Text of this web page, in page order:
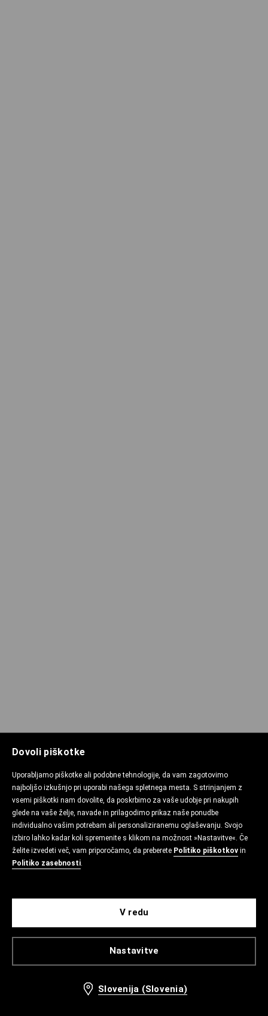
Dovoli piškotke
Uporabljamo piškotke ali podobne tehnologije, da vam zagotovimo
najboljšo izkušnjo pri uporabi našega spletnega mesta. S strinjanjem z
vsemi piškotki nam dovolite, da poskrbimo za vaše udobje pri nakupih
glede na vaše želje, navade in prilagodimo prikaz naše ponudbe
individualno vašim potrebam ali personaliziranemu oglaševanju. Svojo
izbiro lahko kadar koli spremenite s klikom na možnost »Nastavitve«. Če
želite izvedeti več, vam priporočamo, da preberete Politiko piškotkov in
Politiko zasebnosti.
Nastavitve
V redu
Slovenija (Slovenia)